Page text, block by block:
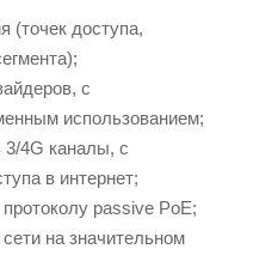
(точек доступа,
с
использованием;
3/4G каналы, с
в интернет;
passive PoE;
на значительном